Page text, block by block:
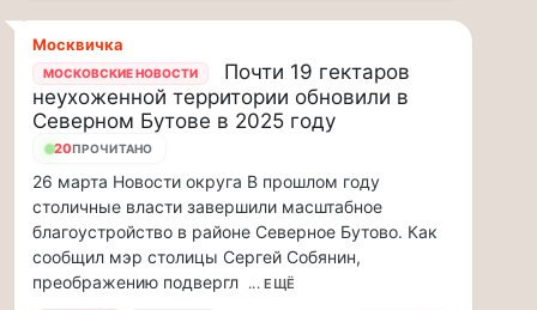
ВСК
выплатила
производителю
упаковки
88
млн
рублей
в
связи
с
Москвичка
МОСКОВСКИЕ НОВОСТИ
Почти 19 гектаров
неухоженной территории обновили в
Северном Бутове в 2025 году
20ПРОЧИТАНО
26 марта Новости округа В прошлом году
столичные власти завершили масштабное
благоустройство в районе Северное Бутово. Как
сообщил мэр столицы Сергей Собянин,
преображению подвергл ... ЕЩЁ